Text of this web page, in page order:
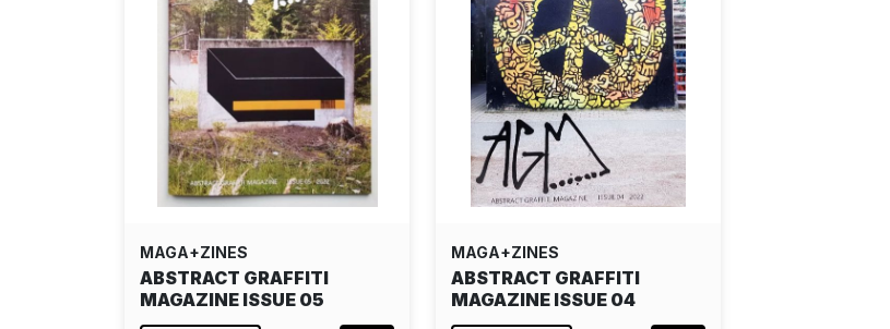
MAGA+ZINES
ABSTRACT GRAFFITI
MAGAZINE ISSUE 05
MAGA+ZINES
ABSTRACT GRAFFITI
MAGAZINE ISSUE 04